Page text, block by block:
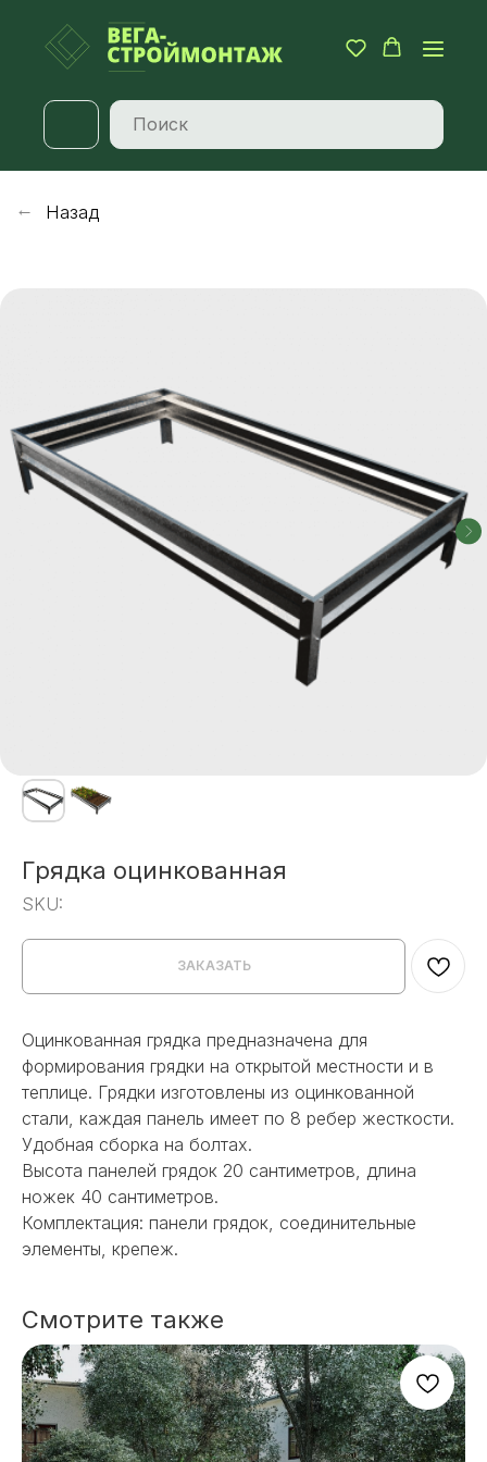
Назад
Грядка оцинкованная
SKU:
ЗАКАЗАТЬ
Оцинкованная грядка предназначена для
формирования грядки на открытой местности и в
теплице. Грядки изготовлены из оцинкованной
стали, каждая панель имеет по 8 ребер жесткости.
Удобная сборка на болтах.
Высота панелей грядок 20 сантиметров, длина
ножек 40 сантиметров.
Комплектация: панели грядок, соединительные
элементы, крепеж.
Смотрите также